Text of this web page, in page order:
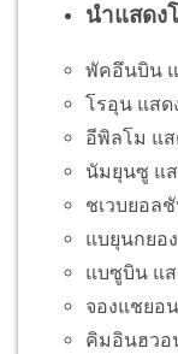
นำแสดง
พัคอึนบิน แ
โรอุน แสด
อีพิลโม แส
นัมยุนซู แ
ชเวบยอล
แบยุนกยอ
แบซูบิน แส
จองแชยอ
คิมอินฮวอ